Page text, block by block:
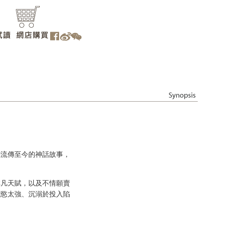
傳至今的神話故事，
天賦，以及不情願賣
太強、沉溺於投入陷